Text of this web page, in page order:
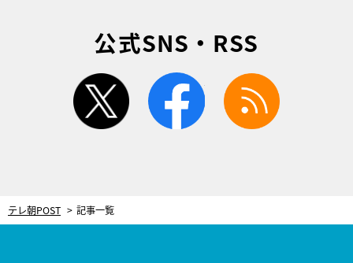
公式SNS・RSS
twitter facebook
テレ朝POST 記事一覧